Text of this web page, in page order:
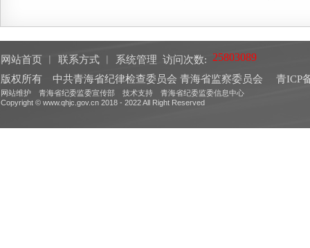
网站首页 联系方式 系统管理 访问次数:
版权所有 中共青海省纪律检查委员会 青海省监察委员会
青ICP
网站维护 青海省纪委监委宣传部 技术支持 青海省纪委监委信息中心
Copyright © www.qhjc.gov.cn 2018 - 2022 All Right Reserved